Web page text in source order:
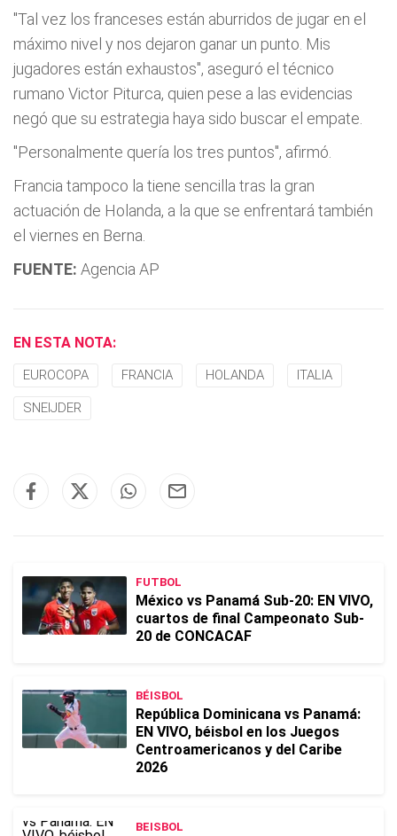
"Tal vez los franceses están aburridos de jugar en el
máximo nivel y nos dejaron ganar un punto. Mis
jugadores están exhaustos", aseguró el técnico
rumano Victor Piturca, quien pese a las evidencias
negó que su estrategia haya sido buscar el empate.
"Personalmente querí­a los tres puntos", afirmó.
Francia tampoco la tiene sencilla tras la gran
actuación de Holanda, a la que se enfrentará también
el viernes en Berna.
FUENTE: Agencia AP
EN ESTA NOTA:
EUROCOPA FRANCIA HOLANDA ITALIA
SNEIJDER
FUTBOL
México vs Panamá Sub-20: EN VIVO,
cuartos de final Campeonato Sub-
20 de CONCACAF
BÉISBOL
República Dominicana vs Panamá:
EN VIVO, béisbol en los Juegos
Centroamericanos y del Caribe
2026
BEISBOL